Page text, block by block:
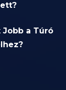
a Túró